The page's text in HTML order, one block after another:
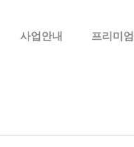
사업안내 프리미엄